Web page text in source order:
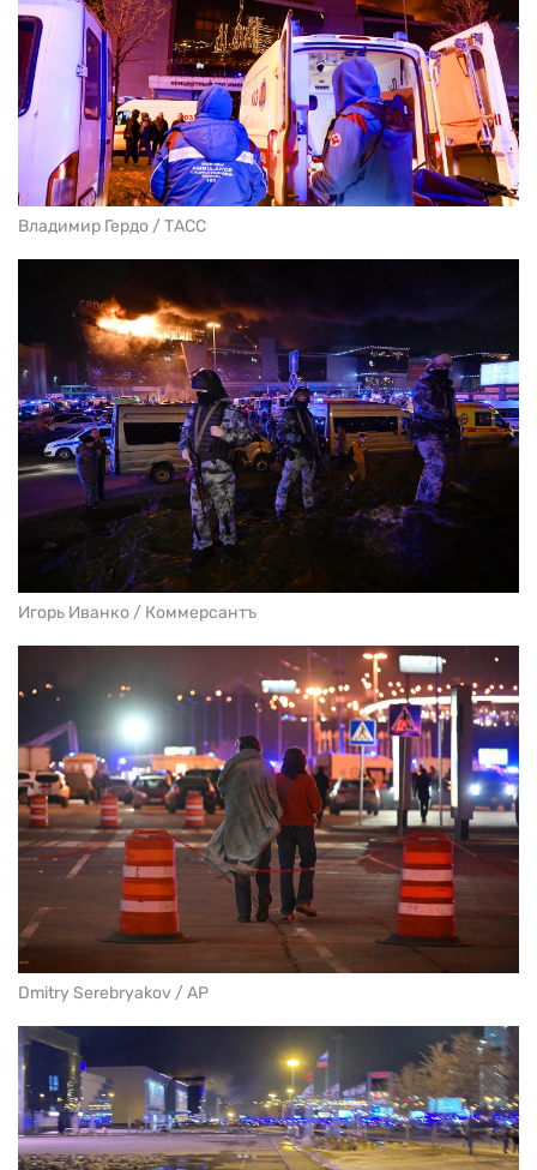
Владимир Гердо / ТАСС
Игорь Иванко / Коммерсантъ
Dmitry Serebryakov / AP